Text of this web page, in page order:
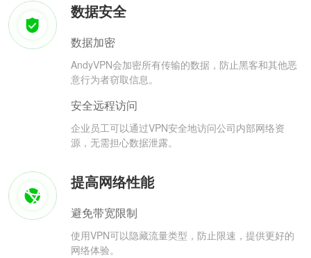
数据安全
数据加密
AndyVPN会加密所有传输的数据，防止黑客和其他恶
意行为者窃取信息。
安全远程访问
企业员工可以通过VPN安全地访问公司内部网络资
源，无需担心数据泄露。
提高网络性能
避免带宽限制
使用VPN可以隐藏流量类型，防止限速，提供更好的
网络体验。